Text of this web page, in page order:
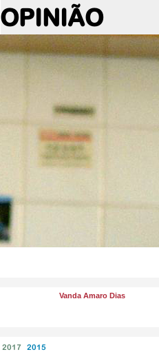
OPINIÃO
Vanda Amaro Dias
2017 2015